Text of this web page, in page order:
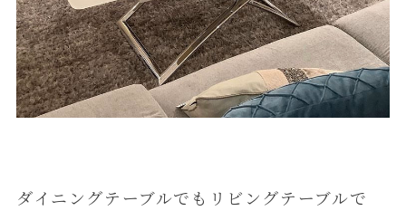
ダイニングテーブルでもリビングテーブルで